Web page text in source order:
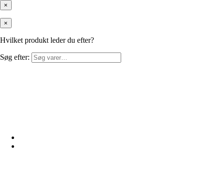
×
×
Hvilket produkt leder du efter?
Søg efter: